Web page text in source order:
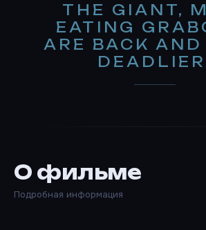
THE GIANT,
EATING
ARE BACK AND
О фильме
Подробная информация